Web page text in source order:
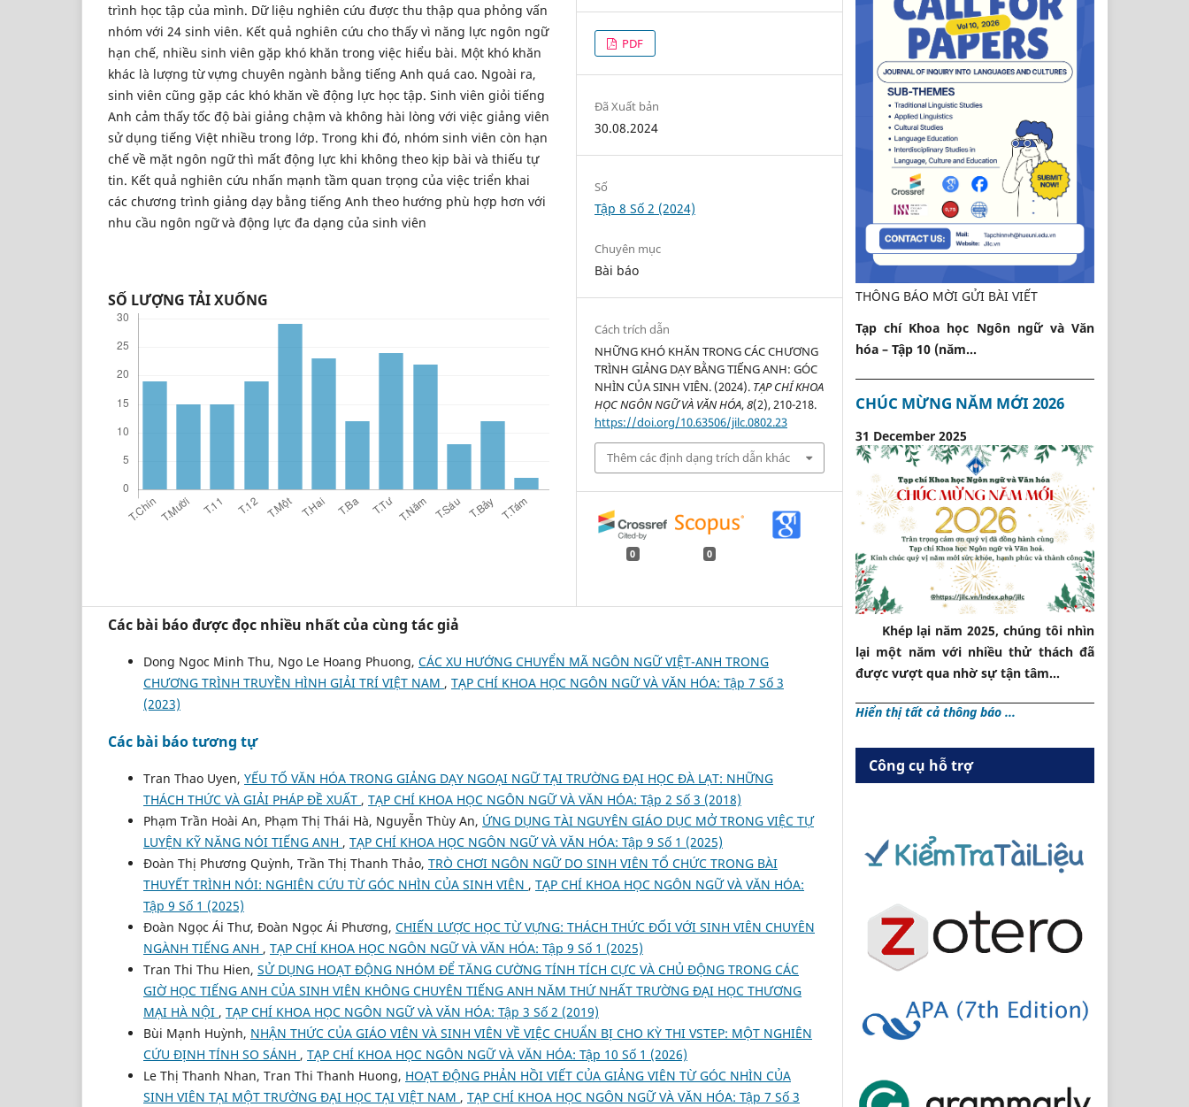
trình học tập của mình. Dữ liệu nghiên cứu được thu thập qua phỏng vấn
nhóm với 24 sinh viên. Kết quả nghiên cứu cho thấy vì năng lực ngôn ngữ
hạn chế, nhiều sinh viên gặp khó khăn trong việc hiểu bài. Một khó khăn
khác là lượng từ vựng chuyên ngành bằng tiếng Anh quá cao. Ngoài ra,
sinh viên cũng gặp các khó khăn về động lực học tập. Sinh viên giỏi tiếng
Anh cảm thấy tốc độ bài giảng chậm và không hài lòng với việc giảng viên
sử dụng tiếng Việt nhiều trong lớp. Trong khi đó, nhóm sinh viên còn hạn
chế về mặt ngôn ngữ thì mất động lực khi không theo kịp bài và thiếu tự
tin. Kết quả nghiên cứu nhấn mạnh tầm quan trọng của việc triển khai
các chương trình giảng dạy bằng tiếng Anh theo hướng phù hợp hơn với
nhu cầu ngôn ngữ và động lực đa dạng của sinh viên
SỐ LƯỢNG TẢI XUỐNG
PDF
Đã Xuất bản
30.08.2024
Số
Tập 8 Số 2 (2024)
Chuyên mục
Bài báo
Cách trích dẫn
NHỮNG KHÓ KHĂN TRONG CÁC CHƯƠNG
TRÌNH GIẢNG DẠY BẰNG TIẾNG ANH: GÓC
NHÌN CỦA SINH VIÊN. (2024). TẠP CHÍ KHOA
HỌC NGÔN NGỮ VÀ VĂN HÓA,8(2), 210-218.
https://doi.org/10.63506/jilc.0802.23
Thêm các định dạng trích dẫn khác
0 0
Các bài báo được đọc nhiều nhất của cùng tác giả
Dong Ngoc Minh Thu, Ngo Le Hoang Phuong, CÁC XU HƯỚNG CHUYỂN MÃ NGÔN NGỮ VIỆT-ANH TRONG
CHƯƠNG TRÌNH TRUYỀN HÌNH GIẢI TRÍ VIỆT NAM , TẠP CHÍ KHOA HỌC NGÔN NGỮ VÀ VĂN HÓA: Tập 7 Số 3
(2023)
Các bài báo tương tự
Tran Thao Uyen, YẾU TỐ VĂN HÓA TRONG GIẢNG DẠY NGOẠI NGỮ TẠI TRƯỜNG ĐẠI HỌC ĐÀ LẠT: NHỮNG
THÁCH THỨC VÀ GIẢI PHÁP ĐỀ XUẤT , TẠP CHÍ KHOA HỌC NGÔN NGỮ VÀ VĂN HÓA: Tập 2 Số 3 (2018)
Phạm Trần Hoài An, Phạm Thị Thái Hà, Nguyễn Thùy An, ỨNG DỤNG TÀI NGUYÊN GIÁO DỤC MỞ TRONG VIỆC TỰ
LUYỆN KỸ NĂNG NÓI TIẾNG ANH , TẠP CHÍ KHOA HỌC NGÔN NGỮ VÀ VĂN HÓA: Tập 9 Số 1 (2025)
Đoàn Thị Phương Quỳnh, Trần Thị Thanh Thảo, TRÒ CHƠI NGÔN NGỮ DO SINH VIÊN TỔ CHỨC TRONG BÀI
THUYẾT TRÌNH NÓI: NGHIÊN CỨU TỪ GÓC NHÌN CỦA SINH VIÊN , TẠP CHÍ KHOA HỌC NGÔN NGỮ VÀ VĂN HÓA:
Tập 9 Số 1 (2025)
Đoàn Ngọc Ái Thư, Đoàn Ngọc Ái Phương, CHIẾN LƯỢC HỌC TỪ VỰNG: THÁCH THỨC ĐỐI VỚI SINH VIÊN CHUYÊN
NGÀNH TIẾNG ANH , TẠP CHÍ KHOA HỌC NGÔN NGỮ VÀ VĂN HÓA: Tập 9 Số 1 (2025)
Tran Thi Thu Hien, SỬ DỤNG HOẠT ĐỘNG NHÓM ĐỂ TĂNG CƯỜNG TÍNH TÍCH CỰC VÀ CHỦ ĐỘNG TRONG CÁC
GIỜ HỌC TIẾNG ANH CỦA SINH VIÊN KHÔNG CHUYÊN TIẾNG ANH NĂM THỨ NHẤT TRƯỜNG ĐẠI HỌC THƯƠNG
MẠI HÀ NỘI , TẠP CHÍ KHOA HỌC NGÔN NGỮ VÀ VĂN HÓA: Tập 3 Số 2 (2019)
Bùi Mạnh Huỳnh, NHẬN THỨC CỦA GIÁO VIÊN VÀ SINH VIÊN VỀ VIỆC CHUẨN BỊ CHO KỲ THI VSTEP: MỘT NGHIÊN
CỨU ĐỊNH TÍNH SO SÁNH , TẠP CHÍ KHOA HỌC NGÔN NGỮ VÀ VĂN HÓA: Tập 10 Số 1 (2026)
Le Thị Thanh Nhan, Tran Thi Thanh Huong, HOẠT ĐỘNG PHẢN HỒI VIẾT CỦA GIẢNG VIÊN TỪ GÓC NHÌN CỦA
SINH VIÊN TẠI MỘT TRƯỜNG ĐẠI HỌC TẠI VIỆT NAM , TẠP CHÍ KHOA HỌC NGÔN NGỮ VÀ VĂN HÓA: Tập 7 Số 3
THÔNG BÁO MỜI GỬI BÀI VIẾT
Tạp chí Khoa học Ngôn ngữ và Văn
hóa – Tập 10 (năm...
CHÚC MỪNG NĂM MỚI 2026
31 December 2025
Khép lại năm 2025, chúng tôi nhìn
lại một năm với nhiều thử thách đã
được vượt qua nhờ sự tận tâm...
Hiển thị tất cả thông báo ...
Công cụ hỗ trợ